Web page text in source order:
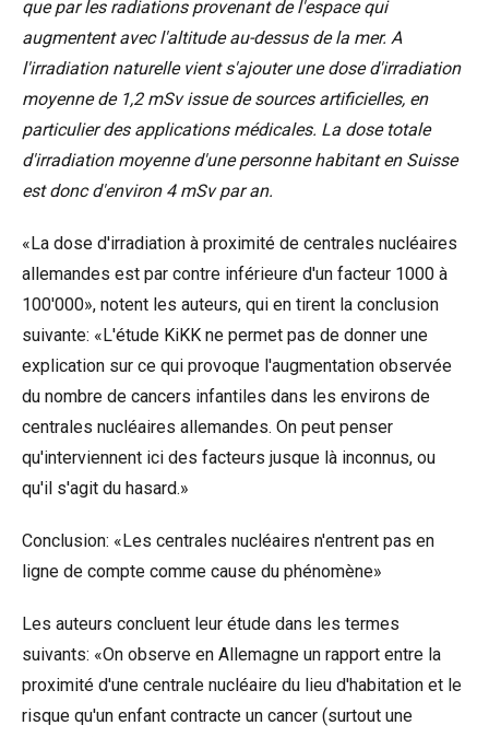
que par les radiations provenant de l'espace qui
augmentent avec l'altitude au-dessus de la mer. A
l'irradiation naturelle vient s'ajouter une dose d'irradiation
moyenne de 1,2 mSv issue de sources artificielles, en
particulier des applications médicales. La dose totale
d'irradiation moyenne d'une personne habitant en Suisse
est donc d'environ 4 mSv par an.
«La dose d'irradiation à proximité de centrales nucléaires
allemandes est par contre inférieure d'un facteur 1000 à
100'000», notent les auteurs, qui en tirent la conclusion
suivante: «L'étude KiKK ne permet pas de donner une
explication sur ce qui provoque l'augmentation observée
du nombre de cancers infantiles dans les environs de
centrales nucléaires allemandes. On peut penser
qu'interviennent ici des facteurs jusque là inconnus, ou
qu'il s'agit du hasard.»
Conclusion: «Les centrales nucléaires n'entrent pas en
ligne de compte comme cause du phénomène»
Les auteurs concluent leur étude dans les termes
suivants: «On observe en Allemagne un rapport entre la
proximité d'une centrale nucléaire du lieu d'habitation et le
risque qu'un enfant contracte un cancer (surtout une